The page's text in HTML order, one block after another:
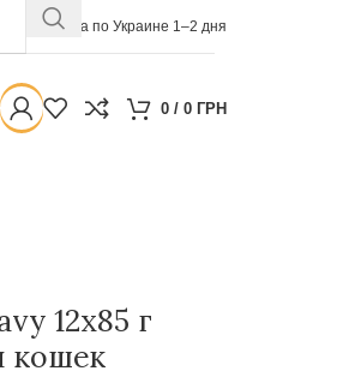
Доставка по Украине 1–2 дня
0 / 0 ГРН
12х85 г
кошек